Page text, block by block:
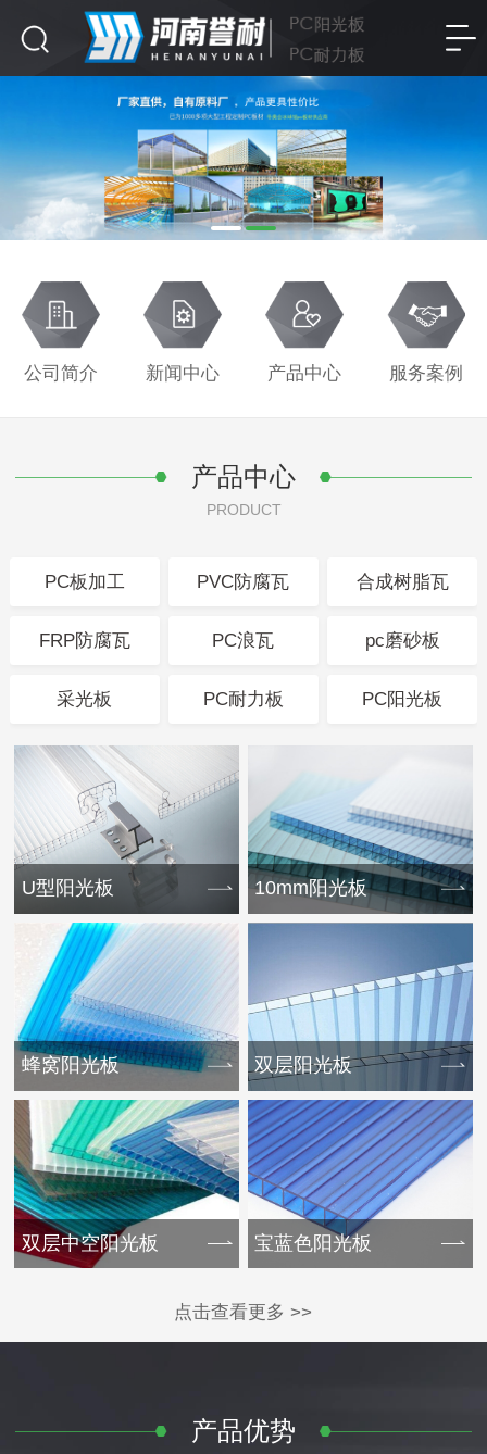
公司简介 新闻中心 产品中心 服务案例
产品中心
PRODUCT
PC板加工 PVC防腐瓦 合成树脂瓦
FRP防腐瓦 PC浪瓦 pc磨砂板
采光板 PC耐力板 PC阳光板
U型阳光板 10mm阳光板
蜂窝阳光板 双层阳光板
双层中空阳光板 宝蓝色阳光板
点击查看更多 >>
产品优势